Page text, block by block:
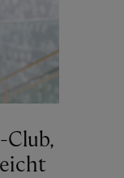
Club,